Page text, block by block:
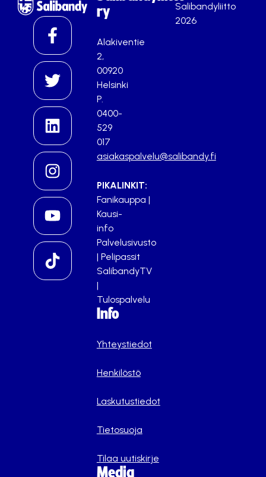
ry
Alakiventie
2,
00920
Helsinki
P.
0400-
529
017
asiakaspalvelu@salibandy.fi
PIKALINKIT:
Fanikauppa |
Kausi-
info
Palvelusivusto
| Pelipassit
SalibandyTV
|
Tulospalvelu
Info
Yhteystiedot
Henkilöstö
Laskutustiedot
Tietosuoja
Tilaa uutiskirje
Media
Salibandyliitto
2026